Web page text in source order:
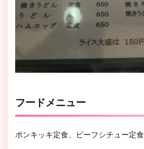
フードメニュー
ポンキッキ定食、ビーフシチュー定食